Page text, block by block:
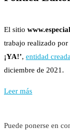
El sitio
trabajo realizado por
¡YA!’, entidad
diciembre de 2021.
Leer más
Puede ponerse en